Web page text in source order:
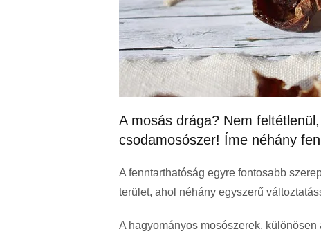
A mosás drága? Nem
csodamosószer! Íme néhány
A fenntarthatóság egyre fontosabb
terület, ahol néhány egyszerű
A hagyományos mosószerek, különösen